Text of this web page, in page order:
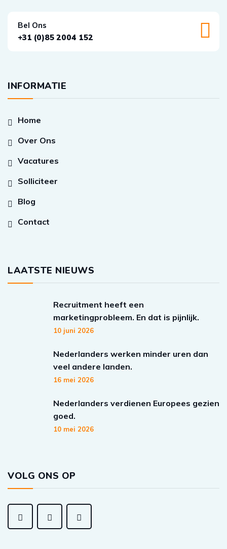
Bel Ons
+31 (0)85 2004 152
INFORMATIE
Home
Over Ons
Vacatures
Solliciteer
Blog
Contact
LAATSTE NIEUWS
Recruitment heeft een
marketingprobleem. En dat is pijnlijk.
10 juni 2026
Nederlanders werken minder uren dan
veel andere landen.
16 mei 2026
Nederlanders verdienen Europees gezien
goed.
10 mei 2026
VOLG ONS OP